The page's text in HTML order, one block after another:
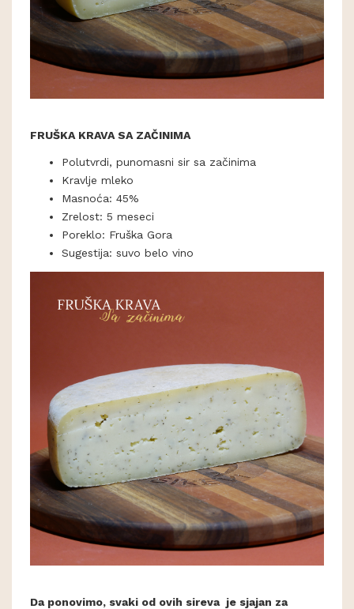
FRUŠKA KRAVA SA ZAČINIMA
Polutvrdi, punomasni sir sa začinima
Kravlje mleko
Masnoća: 45%
Zrelost: 5 meseci
Poreklo: Fruška Gora
Sugestija: suvo belo vino
Da ponovimo, svaki od ovih sireva je sjajan za